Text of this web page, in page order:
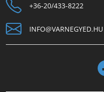
+36-20/433-8222
INFO@VARNEGYED.HU